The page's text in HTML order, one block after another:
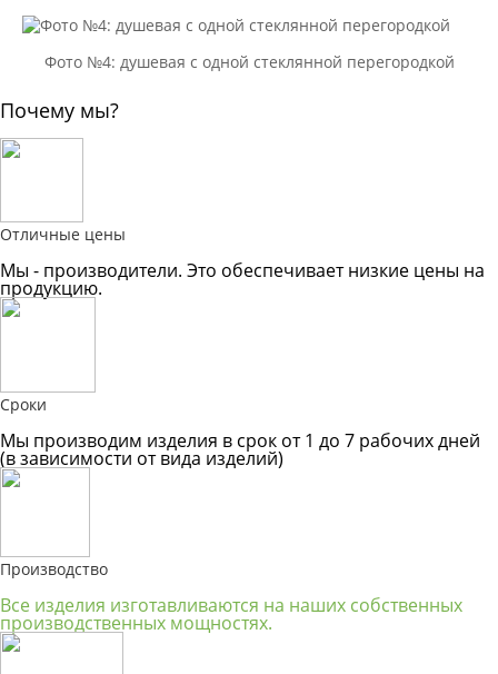
Фото №4: душевая с одной стеклянной перегородкой
Почему мы?
Отличные цены
Мы - производители. Это обеспечивает низкие цены на
продукцию.
Сроки
Мы производим изделия в срок от 1 до 7 рабочих дней
(в зависимости от вида изделий)
Производство
Все изделия изготавливаются на наших собственных
производственных мощностях.